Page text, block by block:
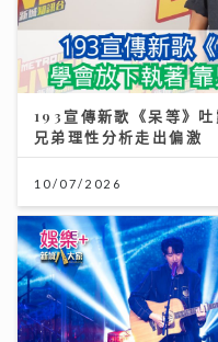
193宣傳新歌《呆等》
兄弟理性分析走出偏激
10/07/2026